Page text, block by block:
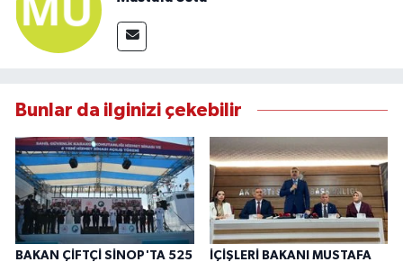
Bunlar da ilginizi çekebilir
BAKAN ÇİFTÇİ SİNOP'TA 525 İÇİŞLERİ BAKANI MUSTAFA